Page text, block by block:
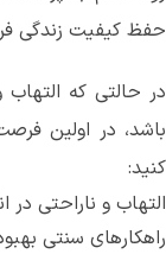
حفظ کیفیت زندگی
در حالتی که
باشد، در اولین
کنید:
التهاب و ناراحتی
راهکارهای سنتی